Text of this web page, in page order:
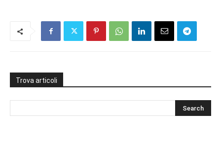
Trova articoli